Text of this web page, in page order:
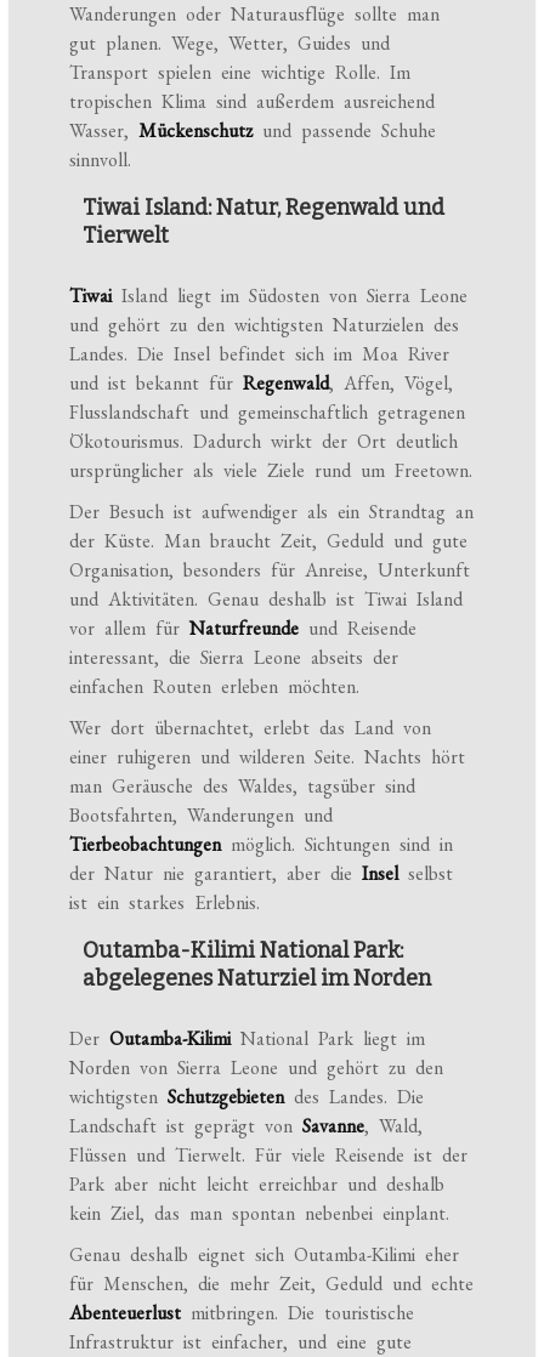
Wanderungen oder Naturausflüge sollte man
gut planen. Wege, Wetter, Guides und
Transport spielen eine wichtige Rolle. Im
tropischen Klima sind außerdem ausreichend
Wasser,Mückenschutzund passende Schuhe
sinnvoll.
Tiwai Island: Natur, Regenwald und
Tierwelt
TiwaiIsland liegt im Südosten von Sierra Leone
und gehört zu den wichtigsten Naturzielen des
Landes. Die Insel befindet sich im Moa River
und ist bekannt fürRegenwald, Affen, Vögel,
Flusslandschaft und gemeinschaftlich getragenen
Ökotourismus. Dadurch wirkt der Ort deutlich
ursprünglicher als viele Ziele rund um Freetown.
Der Besuch ist aufwendiger als ein Strandtag an
der Küste. Man braucht Zeit, Geduld und gute
Organisation, besonders für Anreise, Unterkunft
und Aktivitäten. Genau deshalb ist Tiwai Island
vor allem fürNaturfreunde und Reisende
interessant, die Sierra Leone abseits der
einfachen Routen erleben möchten.
Wer dort übernachtet, erlebt das Land von
einer ruhigeren und wilderen Seite. Nachts hört
man Geräusche des Waldes, tagsüber sind
Bootsfahrten, Wanderungen und
Tierbeobachtungenmöglich. Sichtungen sind in
der Natur nie garantiert, aber dieInselselbst
ist ein starkes Erlebnis.
Outamba-Kilimi National Park:
abgelegenes Naturziel im Norden
DerOutamba-KilimiNational Park liegt im
Norden von Sierra Leone und gehört zu den
wichtigstenSchutzgebietendes Landes. Die
Landschaft ist geprägt vonSavanne, Wald,
Flüssen und Tierwelt. Für viele Reisende ist der
Park aber nicht leicht erreichbar und deshalb
kein Ziel, das man spontan nebenbei einplant.
Genau deshalb eignet sich Outamba-Kilimi eher
für Menschen, die mehr Zeit, Geduld und echte
Abenteuerlust mitbringen. Die touristische
Infrastruktur ist einfacher, und eine gute